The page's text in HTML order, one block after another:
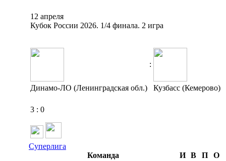
12 апреля
Кубок России 2026. 1/4 финала. 2 игра
:
Динамо-ЛО (Ленинградская обл.) Кузбасс (Кемерово)
3 : 0
Суперлига
Команда
И В П
О